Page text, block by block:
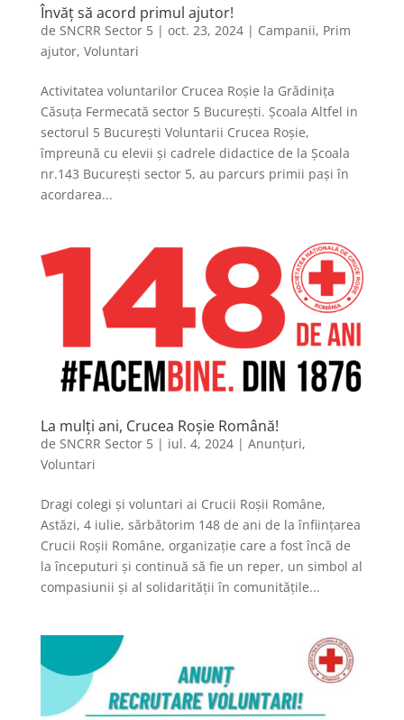
Învăț să acord primul ajutor!
de SNCRR Sector 5| oct. 23, 2024| Campanii, Prim
ajutor, Voluntari
Activitatea voluntarilor Crucea Roșie la Grădinița
Căsuța Fermecată sector 5 București. Școala Altfel in
sectorul 5 București Voluntarii Crucea Roșie,
împreună cu elevii și cadrele didactice de la Școala
nr.143 București sector 5, au parcurs primii pași în
acordarea...
La mulți ani, Crucea Roșie Română!
de SNCRR Sector 5| iul. 4, 2024| Anunțuri,
Voluntari
Dragi colegi și voluntari ai Crucii Roșii Române,
Astăzi, 4 iulie, sărbătorim 148 de ani de la înființarea
Crucii Roșii Române, organizație care a fost încă de
la începuturi și continuă să fie un reper, un simbol al
compasiunii și al solidarității în comunitățile...